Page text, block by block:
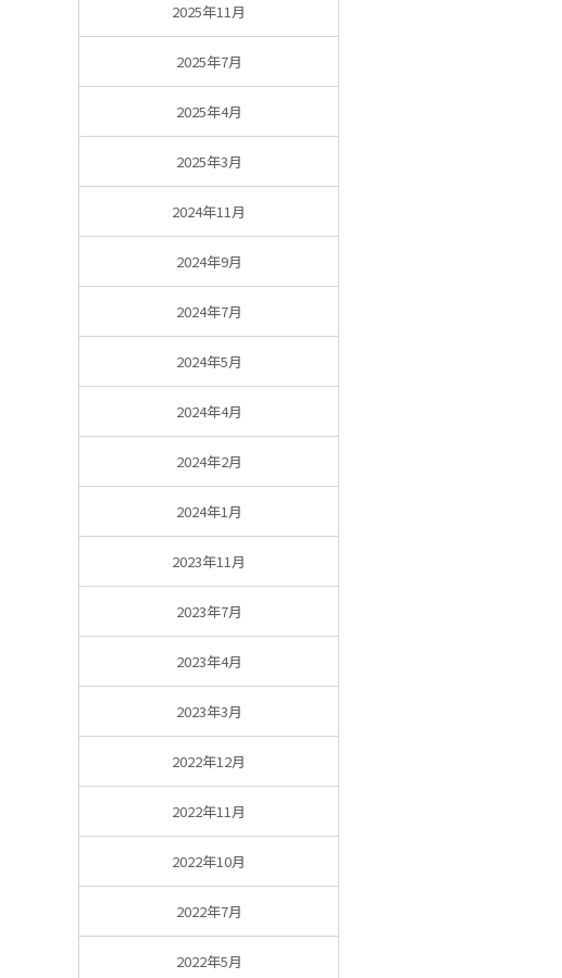
2025年11月
2025年7月
2025年4月
2025年3月
2024年11月
2024年9月
2024年7月
2024年5月
2024年4月
2024年2月
2024年1月
2023年11月
2023年7月
2023年4月
2023年3月
2022年12月
2022年11月
2022年10月
2022年7月
2022年5月